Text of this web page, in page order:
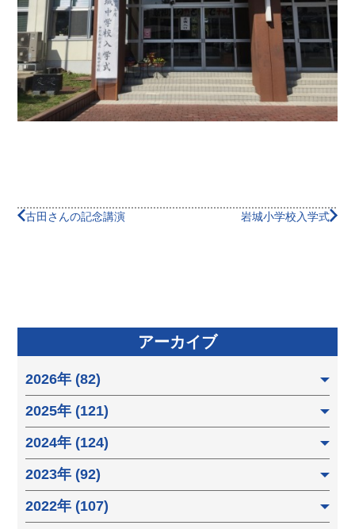
古田さんの記念講演 岩城小学校入学式
アーカイブ
2026年 (82)
2025年 (121)
2024年 (124)
2023年 (92)
2022年 (107)